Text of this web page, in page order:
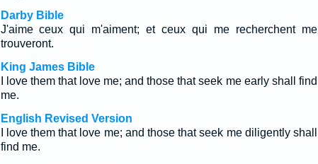
Darby Bible
J'aime ceux qui m'aiment; et ceux qui me recherchent me
trouveront.
King James Bible
I love them that love me; and those that seek me early shall find
me.
English Revised Version
I love them that love me; and those that seek me diligently shall
find me.